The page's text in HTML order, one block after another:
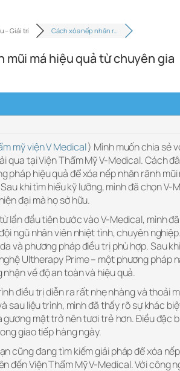
– Giải trí Cách xóa nếp nhăn r…
mũi má hiệu quả từ chuyên gia
mỹ viện V Medical) Mình muốn chia sẻ
qua tại Viện Thẩm Mỹ V-Medical. Cách
pháp hiệu quả để xóa nếp nhăn rãnh
khi tìm hiểu kỹ lưỡng, mình đã chọn
đại mà họ sở hữu.
lần đầu tiên bước vào V-Medical, mình
ngũ nhân viên nhiệt tình, chuyên
và phương pháp điều trị phù hợp. Sau
Ultherapy Prime – một phương pháp
nhận về độ an toàn và hiệu quả.
điều trị diễn ra rất nhẹ nhàng và thoải
sau liệu trình, mình đã thấy rõ sự khác
gương mặt trở nên tươi trẻ hơn. Điều đặc
giao tiếp hàng ngày.
cũng đang tìm kiếm giải pháp để xóa
đến Viện Thẩm Mỹ V-Medical. Với công